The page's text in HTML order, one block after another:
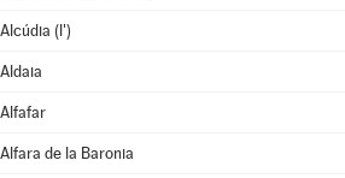
Alcúdia (l')
Aldaia
Alfafar
Alfara de la Baronia